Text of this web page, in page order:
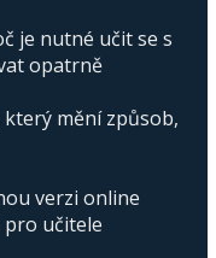
je nutné učit se s
opatrně
který mění způsob,
verzi online
učitele